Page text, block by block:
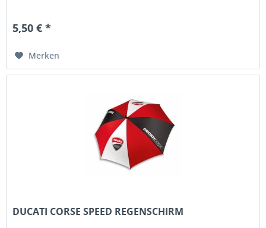
5,50 € *
Merken
DUCATI CORSE SPEED REGENSCHIRM